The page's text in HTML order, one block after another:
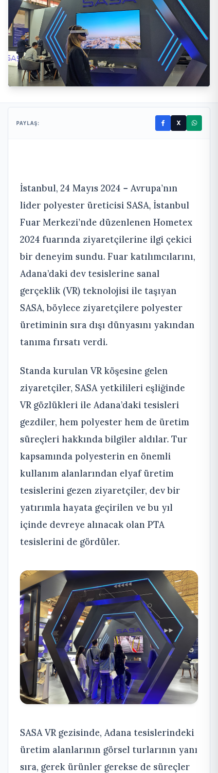
PAYLAŞ: X
İstanbul, 24 Mayıs 2024 – Avrupa’nın
lider polyester üreticisi SASA, İstanbul
Fuar Merkezi’nde düzenlenen Hometex
2024 fuarında ziyaretçilerine ilgi çekici
bir deneyim sundu. Fuar katılımcılarını,
Adana’daki dev tesislerine sanal
gerçeklik (VR) teknolojisi ile taşıyan
SASA, böylece ziyaretçilere polyester
üretiminin sıra dışı dünyasını yakından
tanıma fırsatı verdi.
Standa kurulan VR köşesine gelen
ziyaretçiler, SASA yetkilileri eşliğinde
VR gözlükleri ile Adana’daki tesisleri
gezdiler, hem polyester hem de üretim
süreçleri hakkında bilgiler aldılar. Tur
kapsamında polyesterin en önemli
kullanım alanlarından elyaf üretim
tesislerini gezen ziyaretçiler, dev bir
yatırımla hayata geçirilen ve bu yıl
içinde devreye alınacak olan PTA
tesislerini de gördüler.
SASA VR gezisinde, Adana tesislerindeki
üretim alanlarının görsel turlarının yanı
sıra, gerek ürünler gerekse de süreçler